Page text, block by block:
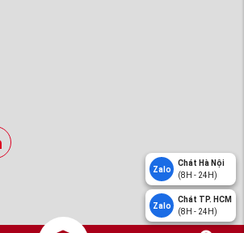
Zalo
Chát Hà Nội
(8H - 24H)
Zalo
Chát TP. HCM
(8H - 24H)